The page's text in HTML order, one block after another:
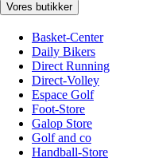
Vores butikker
Basket-Center
Daily Bikers
Direct Running
Direct-Volley
Espace Golf
Foot-Store
Galop Store
Golf and co
Handball-Store